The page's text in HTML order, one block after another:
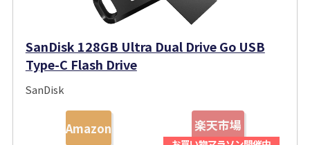
SanDisk 128GB Ultra Dual Drive Go USB
Type-C Flash Drive
SanDisk
Amazon 楽天市場